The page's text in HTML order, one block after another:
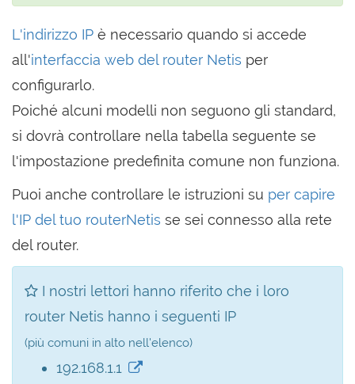
L'indirizzo IP è necessario quando si accede
all'interfaccia web del router Netis per
configurarlo.
Poiché alcuni modelli non seguono gli standard,
si dovrà controllare nella tabella seguente se
l'impostazione predefinita comune non funziona.
Puoi anche controllare le istruzioni su per capire
l'IP del tuo routerNetis se sei connesso alla rete
del router.
I nostri lettori hanno riferito che i loro
router Netis hanno i seguenti IP
(più comuni in alto nell'elenco)
192.168.1.1